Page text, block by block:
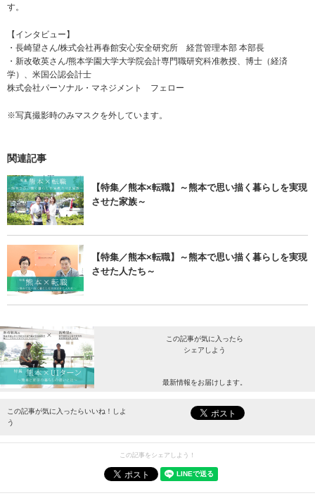
す。
【インタビュー】
・長崎望さん/株式会社再春館安心安全研究所 経営管理本部 本部長
・新改敬英さん/熊本学園大学大学院会計専門職研究科准教授、博士（経済
学）、米国公認会計士
株式会社パーソナル・マネジメント フェロー
※写真撮影時のみマスクを外しています。
関連記事
【特集／熊本×転職】～熊本で思い描く暮らしを実現
させた家族～
【特集／熊本×転職】～熊本で思い描く暮らしを実現
させた人たち～
この記事が気に入ったら
シェアしよう
最新情報をお届けします。
この記事が気に入ったらいいね！しよ
う
この記事をシェアしよう！